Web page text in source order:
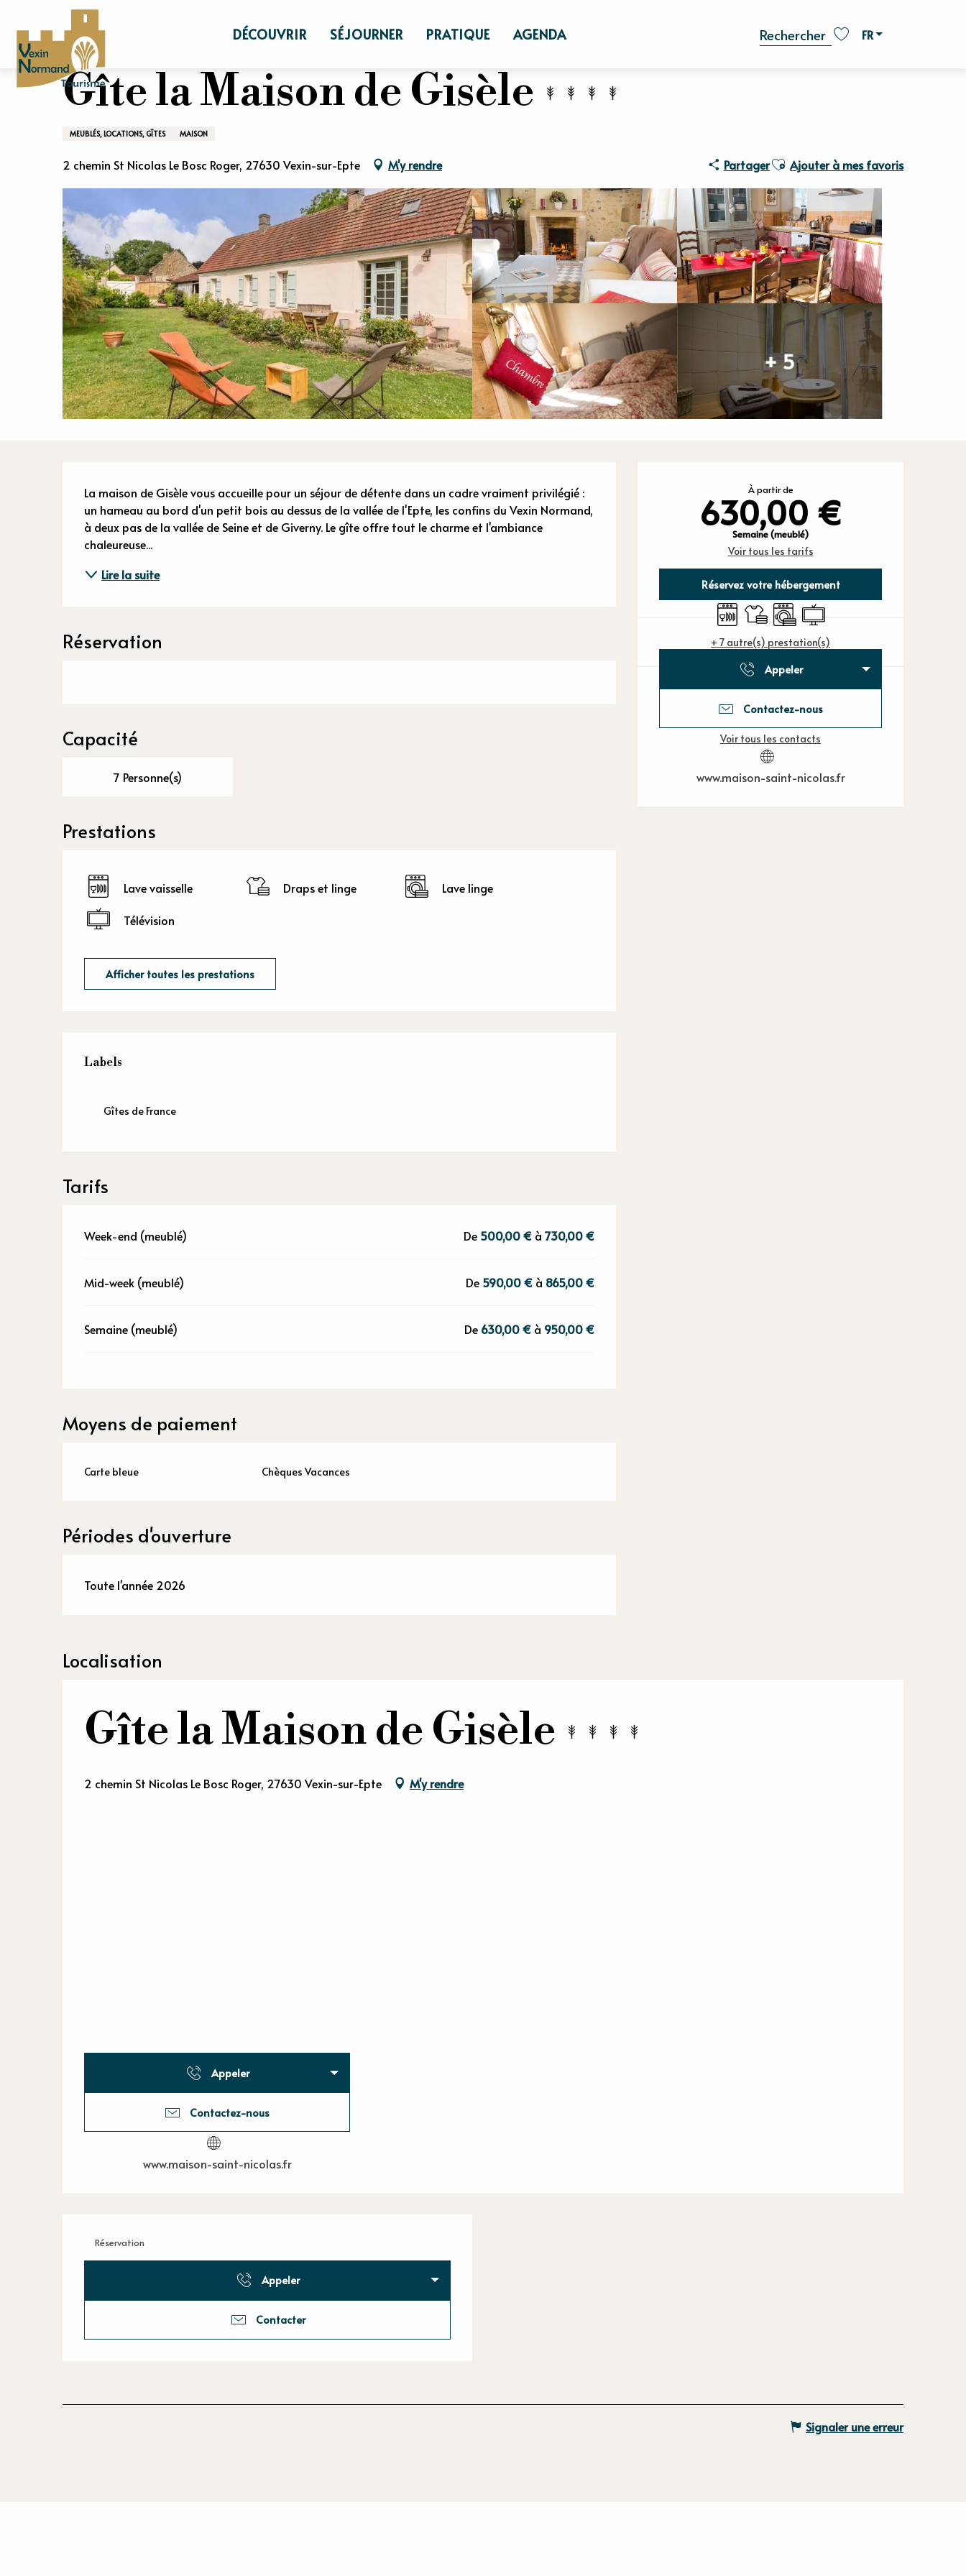
contenu
principal
Recherche
FR
DÉCOUVRIR SÉJOURNER PRATIQUE AGENDA
Accueil Où dormir Chambres d’hôtes
Gîte la Maison de Gisèle
MEUBLÉS, LOCATIONS, GÎTES MAISON
2 chemin St Nicolas Le Bosc Roger, 27630 Vexin-sur-Epte M'y rendre PartagerAjouter aux favoris
Ajouter à mes favoris
+ 5
Ouverture
À partir de
630,00 €
Semaine (meublé)
Voir tous les tarifs
Réservez votre hébergement
Lave vaisselle
Draps et linge
Lave lingeTélévision
+ 7 autre(s) prestation(s)
Appeler
Contactez-nous
Voir tous les contacts
www.maison-saint-nicolas.fr
Description
La maison de Gisèle vous accueille pour un séjour de détente dans un cadre vraiment privilégié :
un hameau au bord d'un petit bois au dessus de la vallée de l'Epte, les confins du Vexin Normand,
à deux pas de la vallée de Seine et de Giverny. Le gîte offre tout le charme et l'ambiance
chaleureuse...
Lire la suite
Réservation
Capacité
7 Personne(s)
Prestations
Lave vaisselle Draps et linge Lave linge
Télévision
Afficher toutes les prestations
Offres de prestations
Labels
Labels
Gîtes de France
Tarifs
Week-end (meublé) De 500,00 € à730,00 €
Mid-week (meublé) De 590,00 € à 865,00 €
Semaine (meublé) De 630,00 € à 950,00 €
Moyens de paiement
Carte bleue Chèques Vacances
Périodes d'ouverture
Toute l'année 2026
Localisation
Gîte la Maison de Gisèle
2 chemin St Nicolas Le Bosc Roger, 27630 Vexin-sur-Epte M'y rendre
Appeler
Contactez-nous
www.maison-saint-nicolas.fr
Réservation
Appeler
Contacter
Signaler une erreur